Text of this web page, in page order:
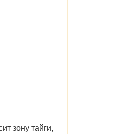
зону тайги,